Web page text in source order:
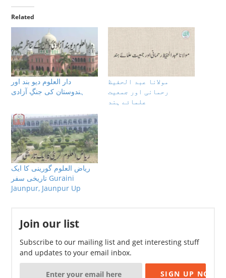
Related
دار العلوم دیو بند اور
ہندوستان كى جنگِ آزادى
مولانا عبد الحفیظ
رحمانی اور جمعیت
علمائے ہند
ریاض العلوم گورینی کا ایک
تاریخی سفر Guraini
Jaunpur, Jaunpur Up
Join our list
Subscribe to our mailing list and get interesting stuff
and updates to your email inbox.